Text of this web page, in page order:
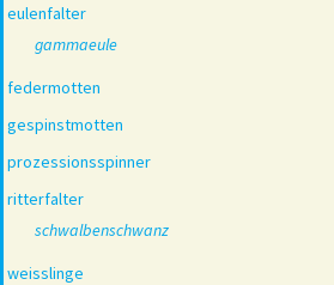
eulenfalter
gammaeule
federmotten
gespinstmotten
prozessionsspinner
ritterfalter
schwalbenschwanz
weisslinge